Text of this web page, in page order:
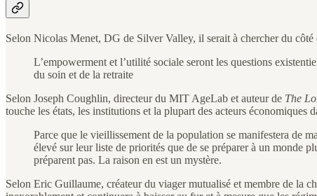
Selon Nicolas Menet, DG de Silver Valley, il serait à chercher du côté
L’empowerment et l’utilité sociale seront les questions
du soin et de la retraite
Selon Joseph Coughlin, directeur du MIT AgeLab et auteur de The
touche les états, les institutions et la plupart des acteurs économiques
Parce que le vieillissement de la population se manifestera de
élevé sur leur liste de priorités que de se préparer à un monde
préparent pas. La raison en est un mystère.
Selon Eric Guillaume, créateur du viager mutualisé et membre de la